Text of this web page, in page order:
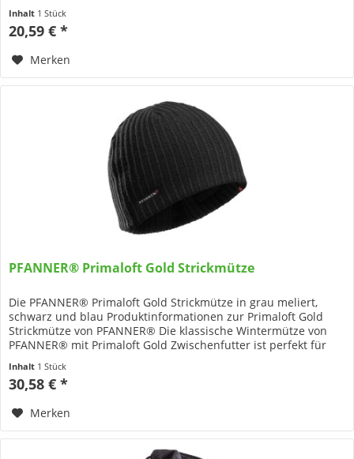
Inhalt 1 Stück
20,59 € *
Merken
PFANNER® Primaloft Gold Strickmütze
Die PFANNER® Primaloft Gold Strickmütze in grau meliert,
schwarz und blau Produktinformationen zur Primaloft Gold
Strickmütze von PFANNER® Die klassische Wintermütze von
PFANNER® mit Primaloft Gold Zwischenfutter ist perfekt für
Inhalt 1 Stück
30,58 € *
Merken